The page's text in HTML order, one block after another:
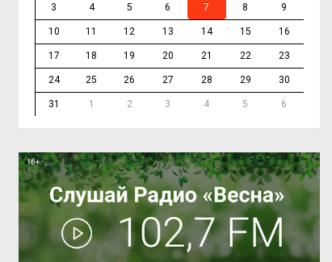
В Тёмкинском округе водитель погиб в
Смоленские
3 4 5 6 7 8 9
10 11 12 13 14 15 16
17 18 19 20 21 22 23
24 25 26 27 28 29 30
31 1 2 3 4 5 6